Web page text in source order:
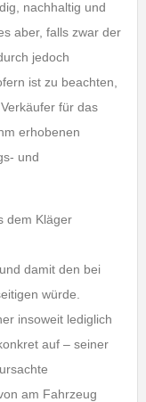
nachhaltig und
aber, falls zwar der
jedoch
ist zu beachten,
für das
erhobenen
und
dem Kläger
damit den bei
würde.
insoweit lediglich
auf – seiner
am Fahrzeug